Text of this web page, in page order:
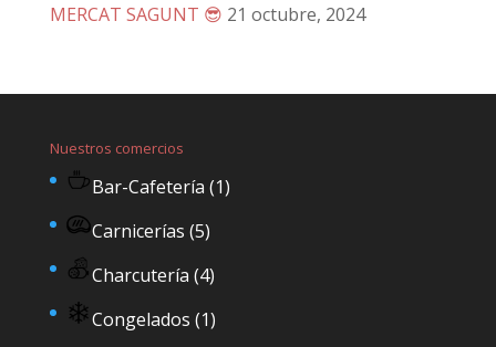
MERCAT SAGUNT 😎 21 octubre, 2024
Nuestros comercios
Bar-Cafetería (1)
Carnicerías (5)
Charcutería (4)
Congelados (1)